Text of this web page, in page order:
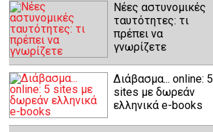
Νέες αστυνομικές
ταυτότητες: τι
πρέπει να
γνωρίζετε
Διάβασμα... online: 5
sites με δωρεάν
ελληνικά e-books